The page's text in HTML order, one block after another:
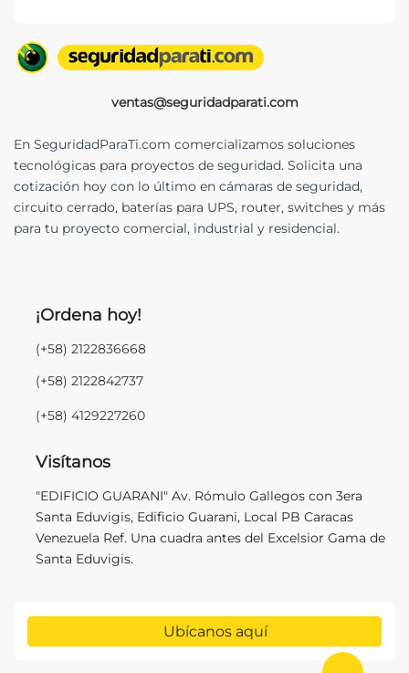
ventas@seguridadparati.com
En SeguridadParaTi.com comercializamos soluciones
tecnológicas para proyectos de seguridad. Solicita una
cotización hoy con lo último en cámaras de seguridad,
circuito cerrado, baterías para UPS, router, switches y más
para tu proyecto comercial, industrial y residencial.
¡Ordena hoy!
(+58) 2122836668
(+58) 2122842737
(+58) 4129227260
Visítanos
"EDIFICIO GUARANI" Av. Rómulo Gallegos con 3era
Santa Eduvigis, Edificio Guarani, Local PB Caracas
Venezuela Ref. Una cuadra antes del Excelsior Gama de
Santa Eduvigis.
Ubícanos aquí